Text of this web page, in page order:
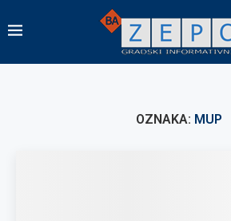
OZNAKA: MUP